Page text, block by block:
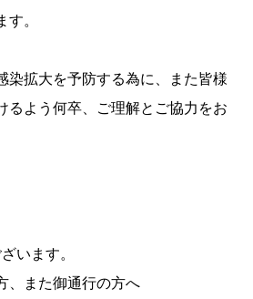
す。
染拡大を予防する為に、また皆様
るよう何卒、ご理解とご協力をお
います。
、また御通行の方へ